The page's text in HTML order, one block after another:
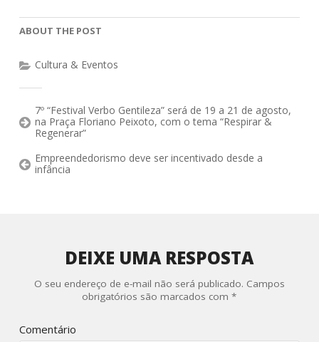
ABOUT THE POST
Cultura & Eventos
7º “Festival Verbo Gentileza” será de 19 a 21 de agosto,
na Praça Floriano Peixoto, com o tema “Respirar &
Regenerar”
Empreendedorismo deve ser incentivado desde a
infância
DEIXE UMA RESPOSTA
O seu endereço de e-mail não será publicado. Campos
obrigatórios são marcados com*
Comentário